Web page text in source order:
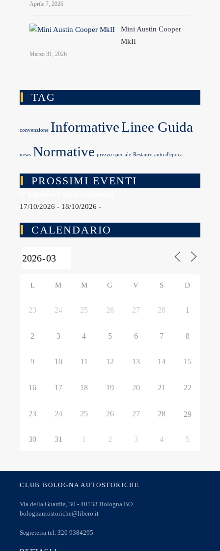
Aprile 7, 2026
Mini Austin Cooper
MkII
Marzo 31, 2026
TAG
convenzione InformativeLinee Guida
news Normative prezzo speciale Restauro auto d'epoca
PROSSIMI EVENTI
17/10/2026 - 18/10/2026 -
CALENDARIO
L M M G V S D
23 24 25 26 27 28 1
2 3 4 5 6 7 8
9 10 11 12 13 14 15
16 17 18 19 20 21 22
23 24 25 26 27 28 29
30 31 1 2 3 4 5
CLUB BOLOGNA AUTOSTORICHE
Via della Guardia, 30 - 40133 Bologna BO
bolognautostoriche@libero.it
Segreteria tel. 320 9384295